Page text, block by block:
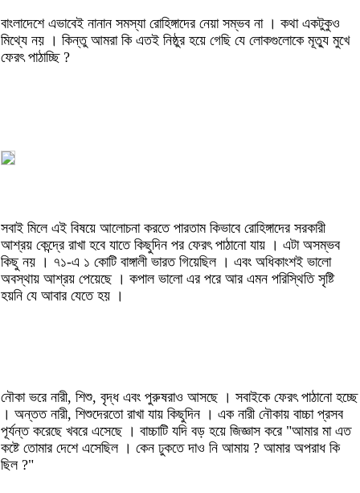
বাংলাদেশে এভাবেই নানান সমস্যা রোহিঙ্গাদের নেয়া সম্ভব না । কথা একটুকুও
মিথ্যে নয় । কিন্তু আমরা কি এতই নিষ্ঠুর হয়ে গেছি যে লোকগুলোকে মূত্যু মুখে
ফেরৎ পাঠাচ্ছি ?
সবাই মিলে এই বিষয়ে আলোচনা করতে পারতাম কিভাবে রোহিঙ্গাদের সরকারী
আশ্রয় কেন্দ্রে রাখা হবে যাতে কিছুদিন পর ফেরৎ পাঠানো যায় । এটা অসম্ভব
কিছু নয় । ৭১-এ ১ কোটি বাঙ্গালী ভারত গিয়েছিল । এবং অধিকাংশই ভালো
অবস্থায় আশ্রয় পেয়েছে । কপাল ভালো এর পরে আর এমন পরিস্থিতি সৃষ্টি
হয়নি যে আবার যেতে হয় ।
নৌকা ভরে নারী, শিশু, বৃদ্ধ এবং পুরুষরাও আসছে । সবাইকে ফেরৎ পাঠানো হচ্ছে
। অন্তত নারী, শিশুদেরতো রাখা যায় কিছুদিন । এক নারী নৌকায় বাচ্চা প্রসব
পূর্যন্ত করেছে খবরে এসেছে । বাচ্চাটি যদি বড় হয়ে জিজ্ঞাস করে "আমার মা এত
কষ্টে তোমার দেশে এসেছিল । কেন ঢুকতে দাও নি আমায় ? আমার অপরাধ কি
ছিল ?"